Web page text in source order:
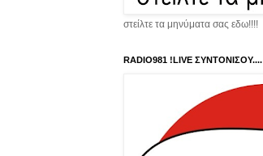
στείλτε τα μηνύματα σας εδω!!!!
RADIO981 !LIVE ΣΥΝΤΟΝΙΣΟΥ....